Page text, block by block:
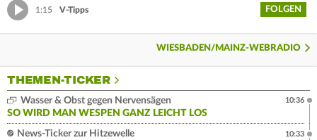
1:15 V-Tipps FOLGEN
WIESBADEN/MAINZ-WEBRADIO
THEMEN-TICKER
Wasser & Obst gegen Nervensägen
SO WIRD MAN WESPEN GANZ LEICHT LOS
10:36
News-Ticker zur Hitzewelle
10:33